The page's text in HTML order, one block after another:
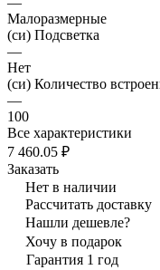
Малоразмерные
(си) Подсветка
—
Нет
(си) Количество
—
100
Все характеристики
7 460.05 ₽
Заказать
Нет в наличии
Рассчитать доставку
Нашли дешевле?
Хочу в подарок
Гарантия 1 год